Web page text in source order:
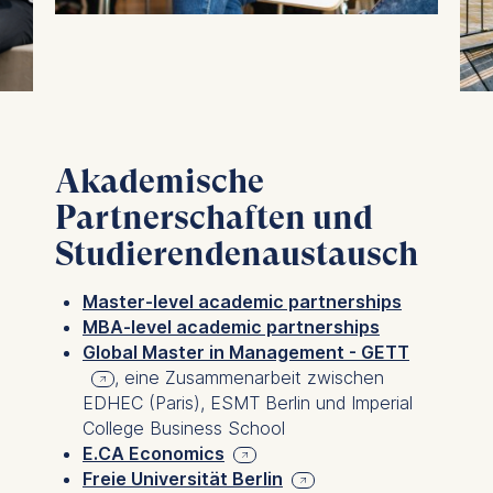
Akademische
Partnerschaften und
Studierendenaustausch
Master-level academic partnerships
MBA-level academic partnerships
Global Master in Management - GETT
, eine Zusammenarbeit zwischen
EDHEC (Paris), ESMT Berlin und Imperial
College Business School
E.CA Economics
Freie Universität Berlin
personalized content
User behavior
The storage duration of
cookies varies depending
maximum of 24 months.
The legal basis for
processing is Legitimate
Interest (Art. 6(1)(f)) GDPR
and your consent pursuant
to Article 6(1)(a) GDPR.
You may withdraw your